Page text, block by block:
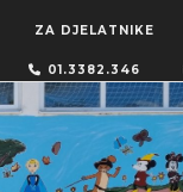
ZA DJELATNIKE
01.3382.346